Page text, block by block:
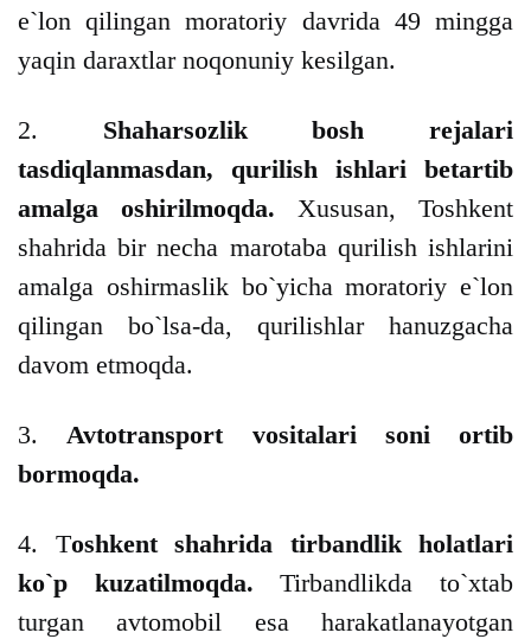
e`lon qilingan moratoriy davrida 49 mingga
yaqin daraxtlar noqonuniy kesilgan.
2. Shaharsozlik bosh rejalari
tasdiqlanmasdan, qurilish ishlari betartib
amalga oshirilmoqda. Xususan, Toshkent
shahrida bir necha marotaba qurilish ishlarini
amalga oshirmaslik bo`yicha moratoriy e`lon
qilingan bo`lsa-da, qurilishlar hanuzgacha
davom etmoqda.
3.Avtotransport vositalari soni ortib
bormoqda.
4. Toshkent shahrida tirbandlik holatlari
ko`p kuzatilmoqda.Tirbandlikda to`xtab
turgan avtomobil esa harakatlanayotgan